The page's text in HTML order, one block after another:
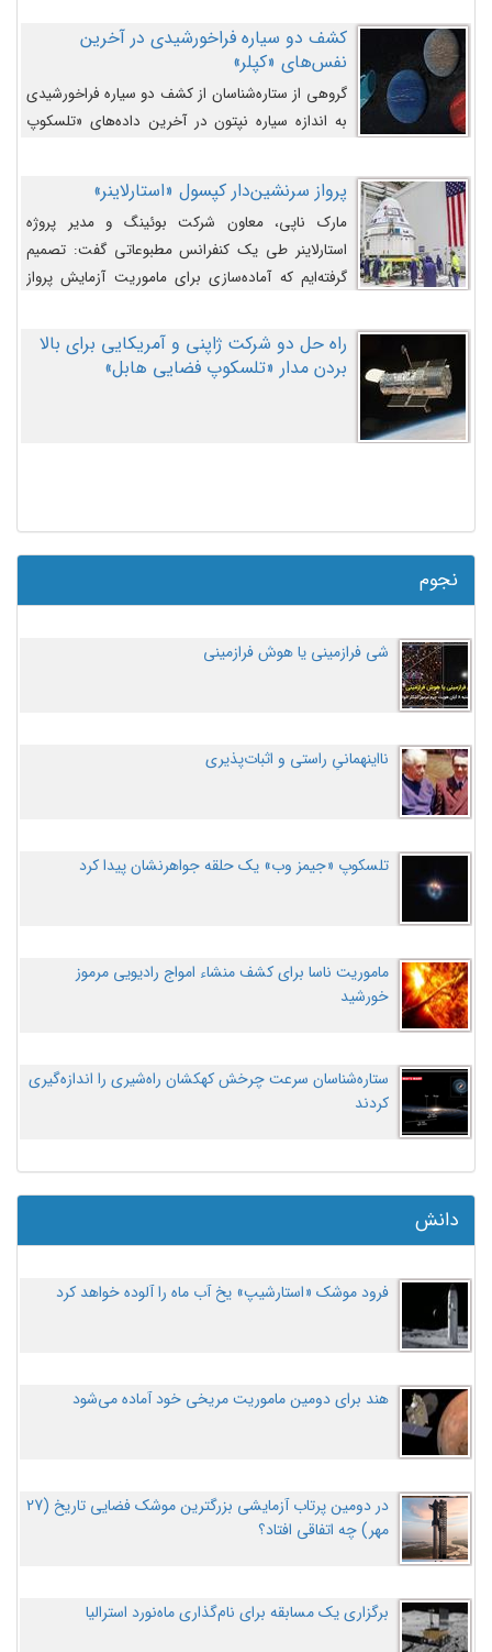
کشف دو سیاره فراخورشیدی در آخرین
نفس‌های «کپلر»
گروهی از ستاره‌شناسان از کشف دو سیاره فراخورشیدی
به اندازه سیاره نپتون در آخرین داده‌های «تلسکوپ
پرواز سرنشین‌دار کپسول «استارلاینر»
مارک ناپی، معاون شرکت بوئینگ و مدیر پروژه
استارلاینر طی یک کنفرانس مطبوعاتی گفت: تصمیم
گرفته‌ایم که آماده‌سازی برای ماموریت آزمایش پرواز
اصلاح کنیم.
راه حل دو شرکت ژاپنی و آمریکایی برای بالا
بردن مدار «تلسکوپ فضایی هابل»
نجوم
شی فرازمینی یا هوش فرازمینی
نااینهمانیِ راستی و اثبات‌پذیری
تلسکوپ «جیمز وب» یک حلقه جواهرنشان پیدا کرد
ماموریت ناسا برای کشف منشاء امواج رادیویی مرموز
خورشید
ستاره‌شناسان سرعت چرخش کهکشان راه‌شیری را اندازه‌گیری
کردند
دانش
فرود موشک «استارشیپ» یخ آب ماه را آلوده خواهد کرد
هند برای دومین ماموریت مریخی خود آماده می‌شود
در دومین پرتاب آزمایشی بزرگترین موشک فضایی تاریخ (27
مهر‌) چه اتفاقی افتاد؟
برگزاری یک مسابقه برای نام‌گذاری ماه‌نورد استرالیا